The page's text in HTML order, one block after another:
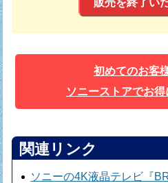
初めてのお客
ソニーストアでお
関連リンク
ソニーの4K液晶テレビ『